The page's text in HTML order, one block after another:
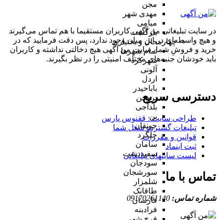
مجن
مهدی شهر
میامی
بازگشت
چهارمحال و بختیاری
تمام شهر‌ها
شهرکرد
آلونی
اردل
باباحیدر
بروجن
بلداجی
بن
جونقان
چلگرد
سامان
سفیددشت
سودجان
سورشجان
شلمزار
طاقانک
فارسان
فرادبنه
در سایت تبلیغاتی من آگهی کاربران مستقیما با هم تماس می‌گیرند
و هیچ واسطه‌ای در این میان وجود ندارد، پس دقت فرمایید که در
خرید و فروشِ شما، سایت من آگهی هیچ دخالتی نداشته و کاربران
باید خودشان جنبه‌های مختلف امنیتی را در نظر بگیرند.
دسترسی سریع
طراحی سایت :‌ ققنوس پارس
تبلیغات گسترده شغل شما
قوانین و مقررات
ثبت اینماد
لیست سایتهای تبلیغاتی
تماس با ما
شماره تماس: 09170261140